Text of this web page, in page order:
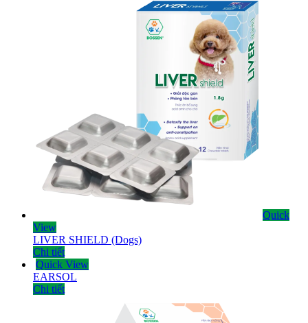
Quick
View
LIVER SHIELD (Dogs)
Chi tiết
Quick View
EARSOL
Chi tiết